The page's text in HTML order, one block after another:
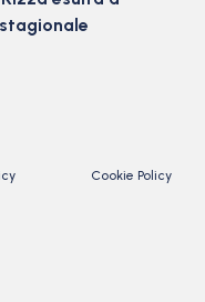
Cookie Policy